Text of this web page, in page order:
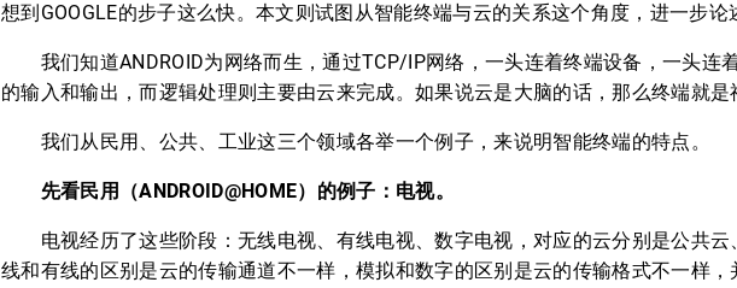
想到GOOGLE的步子这么快。本文则试图从智能终端与云的关系这个角度，进一步论
我们知道ANDROID为网络而生，通过TCP/IP网络，一头连着终端设备，一头连
的输入和输出，而逻辑处理则主要由云来完成。如果说云是大脑的话，那么终端就是
我们从民用、公共、工业这三个领域各举一个例子，来说明智能终端的特点。
先看民用（ANDROID@HOME）的例子：电视。
电视经历了这些阶段：无线电视、有线电视、数字电视，对应的云分别是公共云
线和有线的区别是云的传输通道不一样，模拟和数字的区别是云的传输格式不一样